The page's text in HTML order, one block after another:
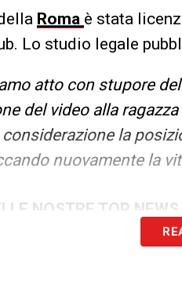
Roma è stata
Lo studio legale
atto con stupore
del video alla
la
nuovamente la
NOSTRE TOP NEWS